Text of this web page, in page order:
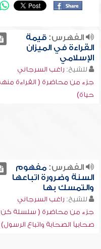
الفهرس:قيمة
القراءة في الميزان
الإسلامي
للشيخ: راغب السرجاني
جزء من محاضرة ( القراءة
حياة)
الفهرس:مفهوم
السنة وضرورة اتباعها
والتمسك بها
للشيخ: راغب السرجاني
جزء من محاضرة ( سلسلة كن
صحابياً الصحابة واتباع الرسول)